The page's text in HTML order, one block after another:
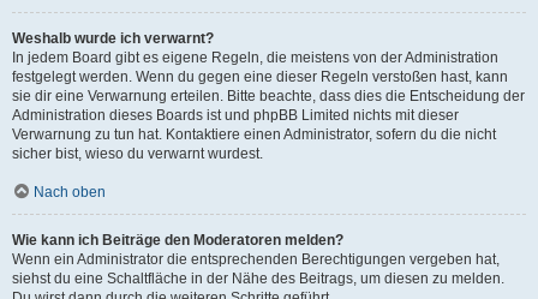
Weshalb wurde ich verwarnt?
In jedem Board gibt es eigene Regeln, die meistens von der Administration
festgelegt werden. Wenn du gegen eine dieser Regeln verstoßen hast, kann
sie dir eine Verwarnung erteilen. Bitte beachte, dass dies die Entscheidung der
Administration dieses Boards ist und phpBB Limited nichts mit dieser
Verwarnung zu tun hat. Kontaktiere einen Administrator, sofern du die nicht
sicher bist, wieso du verwarnt wurdest.
Nach oben
Wie kann ich Beiträge den Moderatoren melden?
Wenn ein Administrator die entsprechenden Berechtigungen vergeben hat,
siehst du eine Schaltfläche in der Nähe des Beitrags, um diesen zu melden.